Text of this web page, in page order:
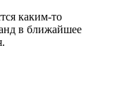
каким-то
в ближайшее